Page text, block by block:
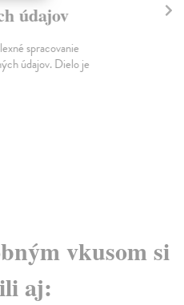
údajov
spracovanie
údajov. Dielo je
vkusom si
aj: